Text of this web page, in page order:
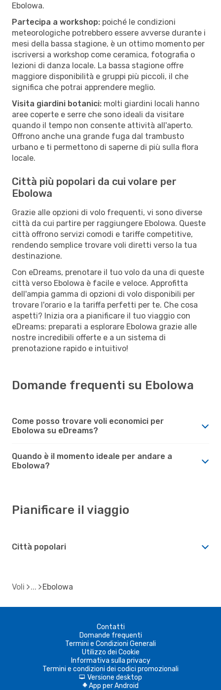
Ebolowa.
Partecipa a workshop: poiché le condizioni
meteorologiche potrebbero essere avverse durante i
mesi della bassa stagione, è un ottimo momento per
iscriversi a workshop come ceramica, fotografia o
lezioni di danza locale. La bassa stagione offre
maggiore disponibilità e gruppi più piccoli, il che
significa che potrai apprendere meglio.
Visita giardini botanici: molti giardini locali hanno
aree coperte e serre che sono ideali da visitare
quando il tempo non consente attività all'aperto.
Offrono anche una grande fuga dal trambusto
urbano e ti permettono di saperne di più sulla flora
locale.
Città più popolari da cui volare per
Ebolowa
Grazie alle opzioni di volo frequenti, vi sono diverse
città da cui partire per raggiungere Ebolowa. Queste
città offrono servizi comodi e tariffe competitive,
rendendo semplice trovare voli diretti verso la tua
destinazione.
Con eDreams, prenotare il tuo volo da una di queste
città verso Ebolowa è facile e veloce. Approfitta
dell'ampia gamma di opzioni di volo disponibili per
trovare l'orario e la tariffa perfetti per te. Che cosa
aspetti? Inizia ora a pianificare il tuo viaggio con
eDreams: preparati a esplorare Ebolowa grazie alle
nostre incredibili offerte e a un sistema di
prenotazione rapido e intuitivo!
Domande frequenti su Ebolowa
Come posso trovare voli economici per
Ebolowa su eDreams?
Quando è il momento ideale per andare a
Ebolowa?
Pianificare il viaggio
Città popolari
Voli Ebolowa
Contatti
Domande frequenti
Termini e Condizioni Generali
Utilizzo dei Cookie
Informativa sulla privacy
Termini e condizioni dei codici promozionali
d Versione desktop
A App per Android